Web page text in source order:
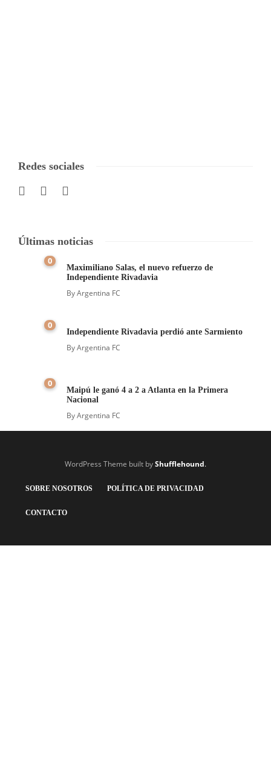
Redes sociales
Últimas noticias
0
Maximiliano Salas, el nuevo refuerzo de
Independiente Rivadavia
ByArgentina FC
0
Independiente Rivadavia perdió ante Sarmiento
ByArgentina FC
0
Maipú le ganó 4 a 2 a Atlanta en la Primera
Nacional
ByArgentina FC
WordPress Theme built byShufflehound.
SOBRE NOSOTROS POLÍTICA DE PRIVACIDAD
CONTACTO